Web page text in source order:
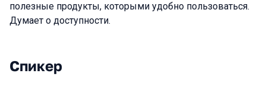
полезные продукты, которыми удобно пользоваться.
Думает о доступности.
Выступления в сезоне 2024 Spring
Спикер